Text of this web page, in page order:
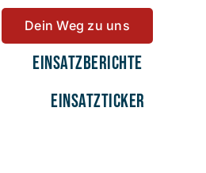
Dein Weg zu uns
Einsatzberichte
Einsatzticker